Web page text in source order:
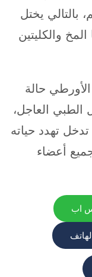
بالتالي يختل
والكليتين
حالة
الطبي العاجل،
تهدد حياته
أعضاء
اب